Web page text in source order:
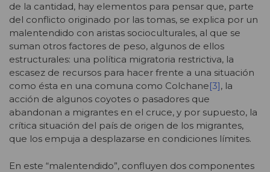
de la cantidad, hay elementos para pensar que, parte
del conflicto originado por las tomas, se explica por un
malentendido con aristas socioculturales, al que se
suman otros factores de peso, algunos de ellos
estructurales: una política migratoria restrictiva, la
escasez de recursos para hacer frente a una situación
como ésta en una comuna como Colchane[3], la
acción de algunos coyotes o pasadores que
abandonan a migrantes en el cruce, y por supuesto, la
crítica situación del país de origen de los migrantes,
que los empuja a desplazarse en condiciones límites.
En este “malentendido”, confluyen dos componentes